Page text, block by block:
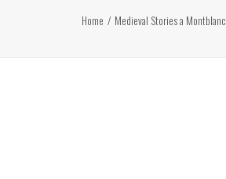
Home Medieval Stories a Montblanc